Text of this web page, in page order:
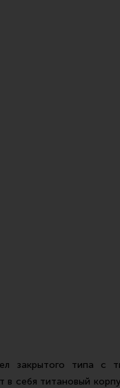
закрытого типа с
себя титановый